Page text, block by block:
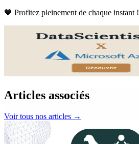
💙 Profitez pleinement de chaque instant !
Articles associés
Voir tous nos articles →